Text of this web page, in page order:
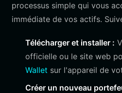
processus simple qui vous
immédiate de vos actifs.
Télécharger et installer :
officielle ou le site web
Wallet sur l'appareil de
Créer un nouveau